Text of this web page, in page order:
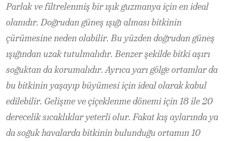
Parlak ve filtrelenmiş bir ışık guzmanya için en ideal
olanıdır. Doğrudan güneş ışığı alması bitkinin
çürümesine neden olabilir. Bu yüzden doğrudan güneş
ışığından uzak tutulmalıdır. Benzer şekilde bitki aşırı
soğuktan da korumalıdır. Ayrıca yarı gölge ortamlar da
bu bitkinin yaşayıp büyümesi için ideal olarak kabul
edilebilir. Gelişme ve çiçeklenme dönemi için 18 ile 20
derecelik sıcaklıklar yeterli olur. Fakat kış aylarında ya
da soğuk havalarda bitkinin bulunduğu ortamın 10